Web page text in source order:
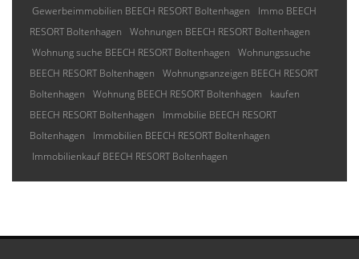
Gewerbeimmobilien BEECH RESORT Boltenhagen
Immo BEECH
RESORT Boltenhagen
Wohnungen BEECH RESORT Boltenhagen
Wohnung suche BEECH RESORT Boltenhagen
Wohnungssuche
BEECH RESORT Boltenhagen
Wohnungsanzeigen BEECH RESORT
Boltenhagen
Wohnung BEECH RESORT Boltenhagen
kaufen
BEECH RESORT Boltenhagen
Immobilie BEECH RESORT
Boltenhagen
Immobilien BEECH RESORT Boltenhagen
Immobilienkauf BEECH RESORT Boltenhagen